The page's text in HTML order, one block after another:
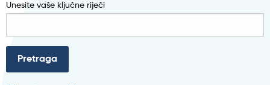
Unesite vaše ključne riječi